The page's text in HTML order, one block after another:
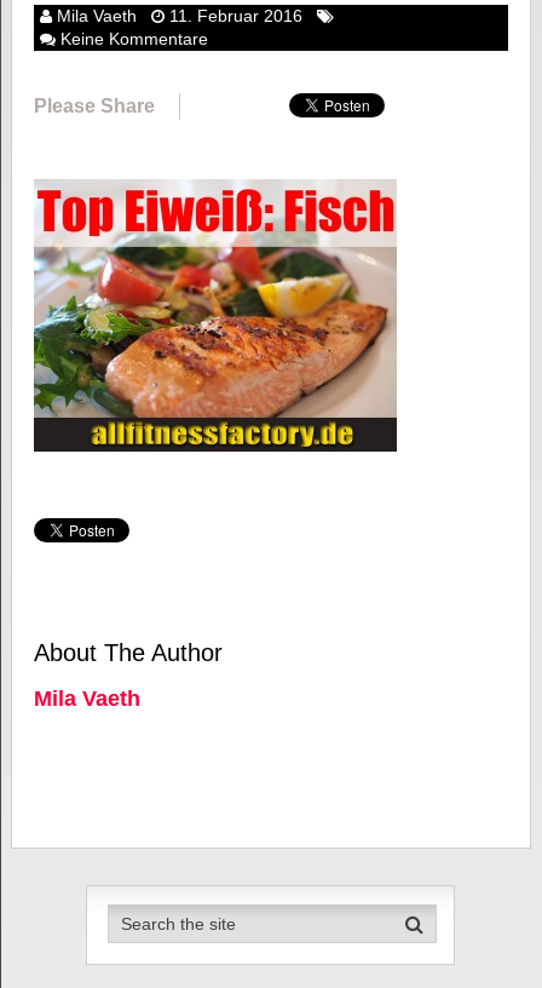
Mila Vaeth
11. Februar 2016
Keine Kommentare
Please Share
About The Author
Mila Vaeth